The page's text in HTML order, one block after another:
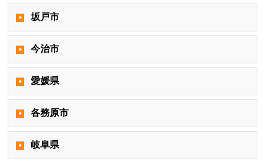
坂戸市
今治市
愛媛県
各務原市
岐阜県